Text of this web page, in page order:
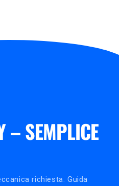
– SEMPLICE
richiesta. Guida